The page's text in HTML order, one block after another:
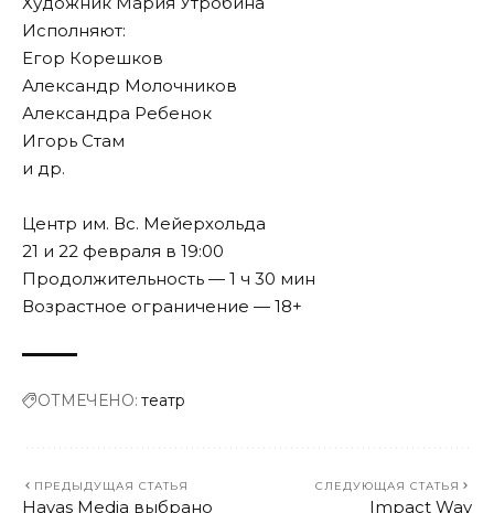
Исполняют:
Егор Корешков
Александр Молочников
Александра Ребенок
Игорь Стам
и др.
Центр им. Вс. Мейерхольда
21 и 22 февраля в 19:00
Продолжительность — 1 ч 30 мин
Возрастное ограничение — 18+
ОТМЕЧЕНО: театр
ПРЕДЫДУЩАЯ СТАТЬЯ
Havas Media выбрано
СЛЕДУЮЩАЯ СТАТЬЯ
Impact Way